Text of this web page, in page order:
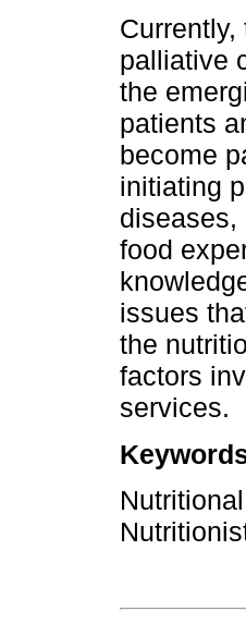
palliative
the
patients
become
initiating
diseases,
food
issues
the
factors
services.